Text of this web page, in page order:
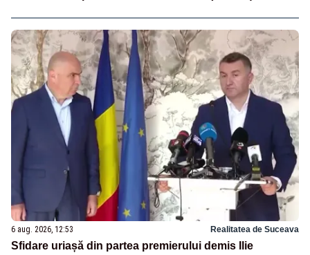
6 aug. 2026, 12:53 Realitatea de Suceava
Sfidare uriașă din partea premierului demis Ilie